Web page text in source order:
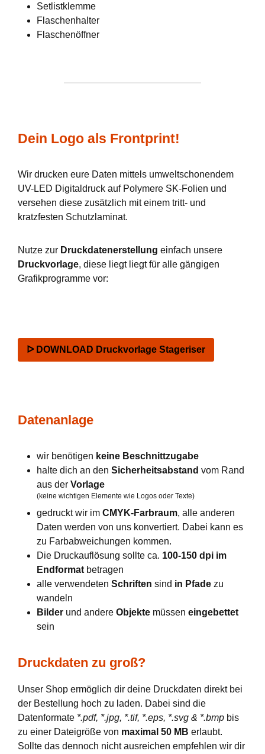
Setlistklemme
Flaschenhalter
Flaschenöffner
Dein Logo als Frontprint!
Wir drucken eure Daten mittels umweltschonendem
UV-LED Digitaldruck auf Polymere SK-Folien und
versehen diese zusätzlich mit einem tritt- und
kratzfesten Schutzlaminat.
Nutze zur Druckdatenerstellung einfach unsere
Druckvorlage, diese liegt liegt für alle gängigen
Grafikprogramme vor:
ᐅ DOWNLOAD Druckvorlage Stageriser
Datenanlage
wir benötigen keine Beschnittzugabe
halte dich an den Sicherheitsabstand vom Rand
aus der Vorlage
(keine wichtigen Elemente wie Logos oder Texte)
gedruckt wir im CMYK-Farbraum, alle anderen
Daten werden von uns konvertiert. Dabei kann es
zu Farbabweichungen kommen.
Die Druckauflösung sollte ca. 100-150 dpi im
Endformat betragen
alle verwendeten Schriften sind in Pfade zu
wandeln
Bilder und andere Objekte müssen eingebettet
sein
Druckdaten zu groß?
Unser Shop ermöglich dir deine Druckdaten direkt bei
der Bestellung hoch zu laden. Dabei sind die
Datenformate *.pdf, *.jpg, *.tif, *.eps, *.svg & *.bmp bis
zu einer Dateigröße von maximal 50 MB erlaubt.
Sollte das dennoch nicht ausreichen empfehlen wir dir